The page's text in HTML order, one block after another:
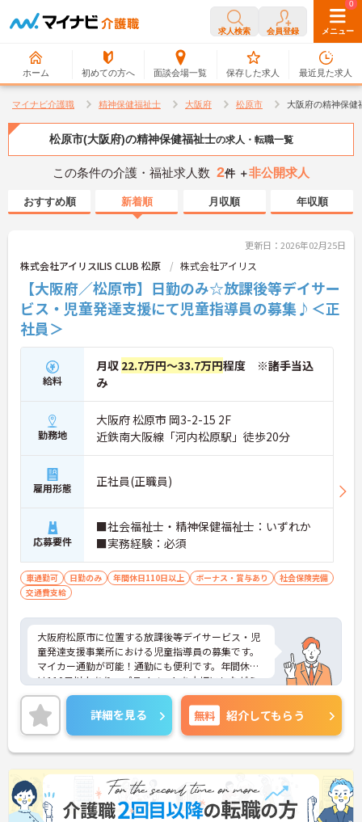
求人検索 会員登録 メニュー
ホーム 初めての方へ 面談会場一覧
0
保存した求人
0
最近見た求人
マイナビ介護職 精神保健福祉士 大阪府 松原市 大阪府の精神保健
松原市(大阪府)の精神保健福祉士の求人・転職一覧
この条件の介護・福祉求人数 2件 ＋非公開求人
おすすめ順 新着順 月収順 年収順
更新日：2026年02月25日
株式会社アイリスILIS CLUB 松原 株式会社アイリス
【大阪府／松原市】日勤のみ☆放課後等デイサー
ビス・児童発達支援にて児童指導員の募集♪＜正
社員＞
給料
月収 22.7万円～33.7万円程度 ※諸手当込
み
勤務地
大阪府 松原市 岡3-2-15 2F
近鉄南大阪線「河内松原駅」徒歩20分
雇用形態 正社員(正職員)
応募要件
■社会福祉士・精神保健福祉士：いずれか
■実務経験：必須
車通勤可 日勤のみ 年間休日110日以上 ボーナス・賞与あり
社会保険完備
交通費支給
大阪府松原市に位置する放課後等デイサービス・児
童発達支援事業所における児童指導員の募集です。
マイカー通勤が可能！通勤にも便利です。年間休日
は110日以上あり、プライベートを大切にしながら
ご勤務いただけます。ご興味のある方には、面接対
策ポイントなど、さらに詳細をお話しいたしますの
でお気軽にご相談ください！
詳細を見る 無料 紹介してもらう